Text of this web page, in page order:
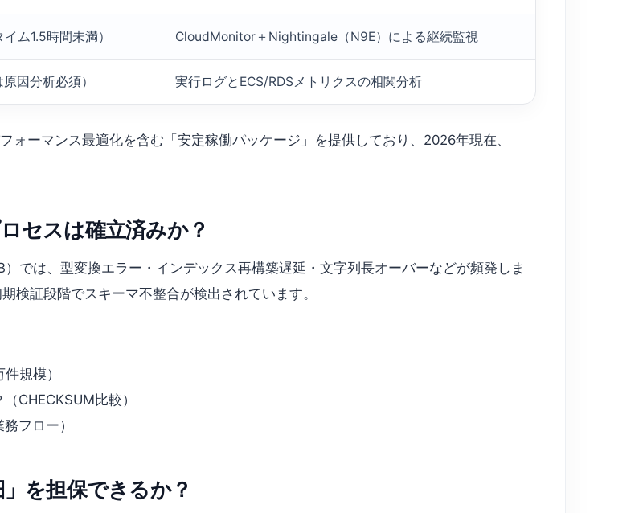
ム1.5時間未満） CloudMonitor＋Nightingale（N9E）による継続監視
因分析必須） 実行ログとECS/RDSメトリクスの相関分析
ーマンス最適化を含む「安定稼働パッケージ」を提供しており、2026年現在、
セスは確立済みか？
では、型変換エラー・インデックス再構築遅延・文字列長オーバーなどが頻発しま
検証段階でスキーマ不整合が検出されています。
規模）
CHECKSUM比較）
フロー）
を担保できるか？